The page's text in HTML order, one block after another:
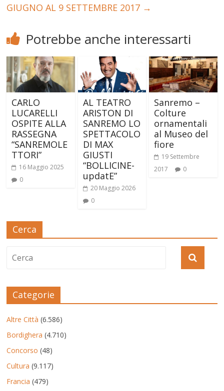
GIUGNO AL 9 SETTEMBRE 2017 →
Potrebbe anche interessarti
CARLO
LUCARELLI
OSPITE ALLA
RASSEGNA
“SANREMOLE
TTORI”
16 Maggio 2025
0
AL TEATRO
ARISTON DI
SANREMO LO
SPETTACOLO
DI MAX
GIUSTI
“BOLLICINE-
updatE”
20 Maggio 2026
0
Sanremo –
Colture
ornamentali
al Museo del
fiore
19 Settembre
2017
0
Cerca
Categorie
Altre Città (6.586)
Bordighera (4.710)
Concorso (48)
Cultura (9.117)
Francia (479)